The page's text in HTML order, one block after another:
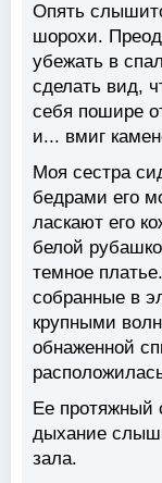
Опять
шорохи.
убежать в
сделать вид,
себя пошире
и... вмиг
Моя сестра
бедрами его
ласкают его
белой
темное
собранные в
крупными
обнаженной
Ее протяжный
дыхание
зала.